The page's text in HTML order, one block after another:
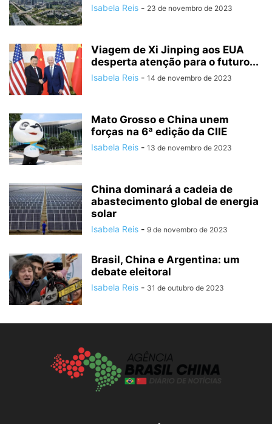
Isabela Reis - 23 de novembro de 2023
Viagem de Xi Jinping aos EUA
desperta atenção para o futuro...
Isabela Reis - 14 de novembro de 2023
Mato Grosso e China unem
forças na 6ª edição da CIIE
Isabela Reis - 13 de novembro de 2023
China dominará a cadeia de
abastecimento global de energia
solar
Isabela Reis - 9 de novembro de 2023
Brasil, China e Argentina: um
debate eleitoral
Isabela Reis - 31 de outubro de 2023